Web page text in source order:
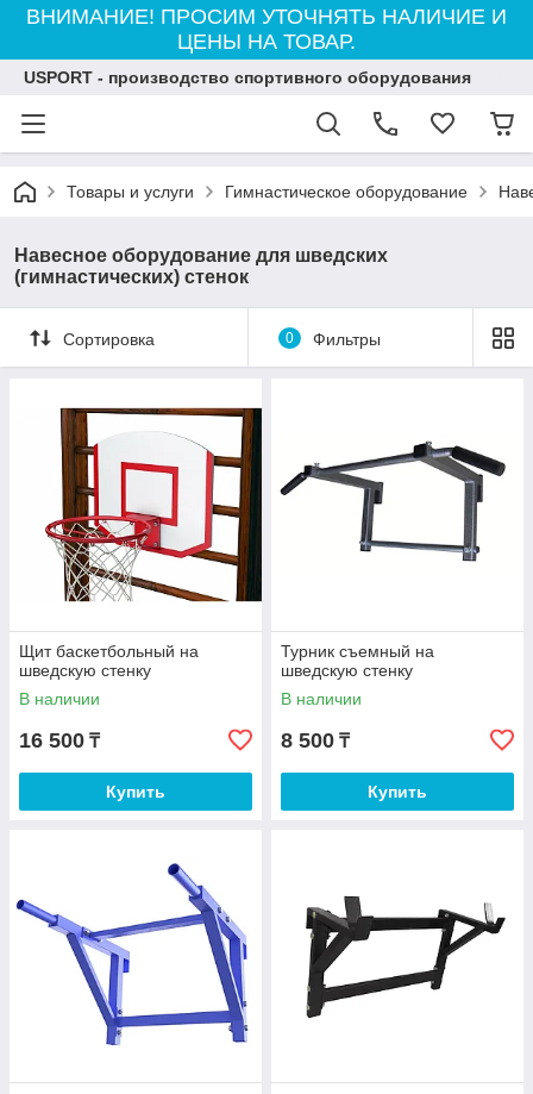
ВНИМАНИЕ! ПРОСИМ УТОЧНЯТЬ НАЛИЧИЕ И
ЦЕНЫ НА ТОВАР.
USPORT - производство спортивного оборудования
Товары и услуги Гимнастическое оборудование
Навесное оборудование для шведских
(гимнастических) стенок
Сортировка 0 Фильтры
Щит баскетбольный на
шведскую стенку
В наличии
16 500 ₸
Купить
Турник съемный на
шведскую стенку
В наличии
8 500 ₸
Купить